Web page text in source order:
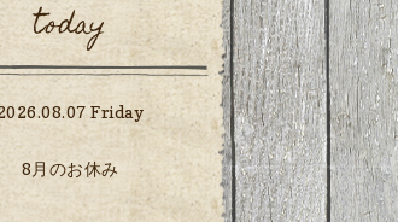
today
Friday
8月のお休み